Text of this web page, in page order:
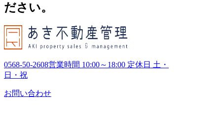
ださい。
0568-50-2608営業時間 10:00～18:00 定休日 土・
日・祝
お問い合わせ